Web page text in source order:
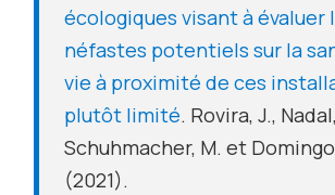
écologiques visant à évaluer
néfastes potentiels sur la
vie à proximité de ces
plutôt limité. Rovira, J.,
Schuhmacher, M. et
(2021).